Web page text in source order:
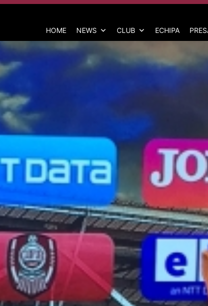
HOME NEWS CLUB ECHIPA